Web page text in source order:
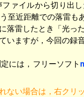
ァイルから切り出
至近距離での落雷も
落雷したとき「光っ
いますが，今回の録
には，フリーソフト
ない場合は，右クリ